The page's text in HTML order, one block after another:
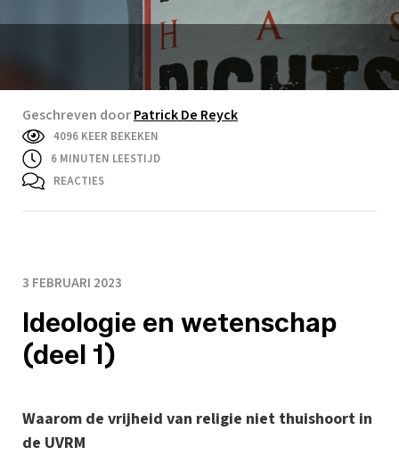
Geschreven doorPatrick De Reyck
4096 KEER BEKEKEN
6 MINUTEN LEESTIJD
REACTIES
3 FEBRUARI 2023
Ideologie en wetenschap
(deel 1)
Waarom de vrijheid van religie niet thuishoort in
de UVRM